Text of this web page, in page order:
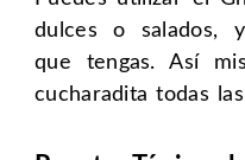
dulces o salados,
que tengas. Así
cucharadita todas